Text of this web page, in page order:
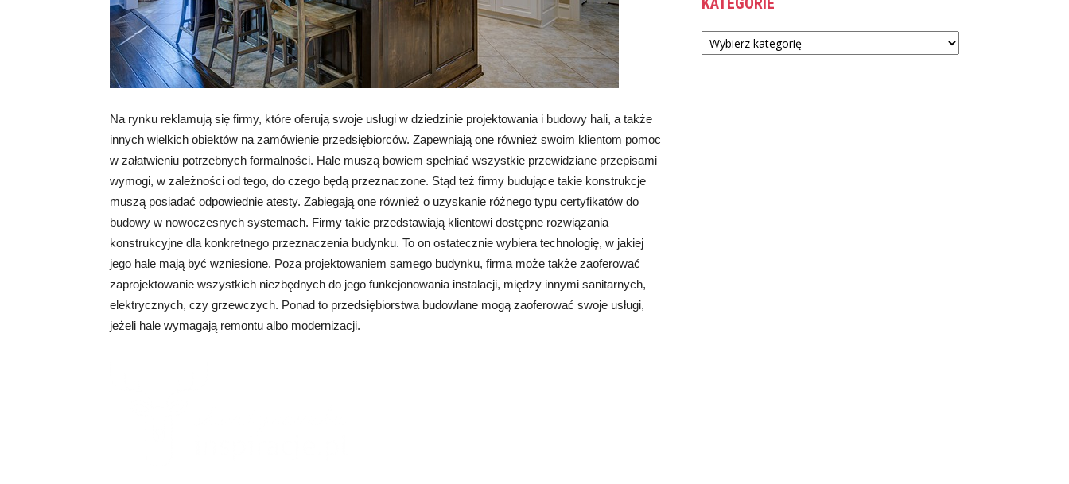
Na rynku reklamują się firmy, które oferują swoje usługi w dziedzinie projektowania i budowy hali, a także
innych wielkich obiektów na zamówienie przedsiębiorców. Zapewniają one również swoim klientom pomoc
w załatwieniu potrzebnych formalności. Hale muszą bowiem spełniać wszystkie przewidziane przepisami
wymogi, w zależności od tego, do czego będą przeznaczone. Stąd też firmy budujące takie konstrukcje
muszą posiadać odpowiednie atesty. Zabiegają one również o uzyskanie różnego typu certyfikatów do
budowy w nowoczesnych systemach. Firmy takie przedstawiają klientowi dostępne rozwiązania
konstrukcyjne dla konkretnego przeznaczenia budynku. To on ostatecznie wybiera technologię, w jakiej
jego hale mają być wzniesione. Poza projektowaniem samego budynku, firma może także zaoferować
zaprojektowanie wszystkich niezbędnych do jego funkcjonowania instalacji, między innymi sanitarnych,
elektrycznych, czy grzewczych. Ponad to przedsiębiorstwa budowlane mogą zaoferować swoje usługi,
jeżeli hale wymagają remontu albo modernizacji.
Kategorie